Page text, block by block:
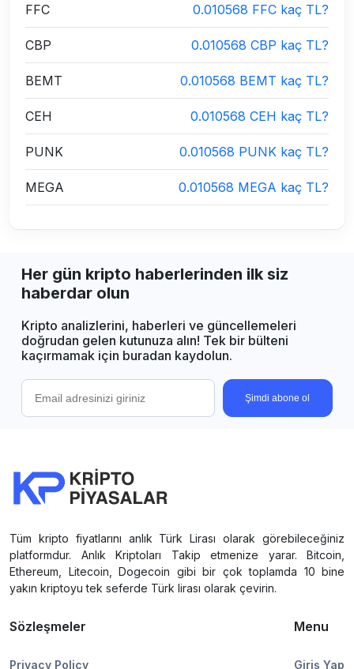
FFC 0.010568 FFC kaç TL?
CBP 0.010568 CBP kaç TL?
BEMT 0.010568 BEMT kaç TL?
CEH 0.010568 CEH kaç TL?
PUNK 0.010568 PUNK kaç TL?
MEGA 0.010568 MEGA kaç TL?
Her gün kripto haberlerinden ilk siz
haberdar olun
Kripto analizlerini, haberleri ve güncellemeleri
doğrudan gelen kutunuza alın! Tek bir bülteni
kaçırmamak için buradan kaydolun.
Şimdi abone ol
Tüm kripto fiyatlarını anlık Türk Lirası olarak görebileceğiniz
platformdur. Anlık Kriptoları Takip etmenize yarar. Bitcoin,
Ethereum, Litecoin, Dogecoin gibi bir çok toplamda 10 bine
yakın kriptoyu tek seferde Türk lirası olarak çevirin.
Sözleşmeler
Privacy Policy
Menu
Giriş Yap